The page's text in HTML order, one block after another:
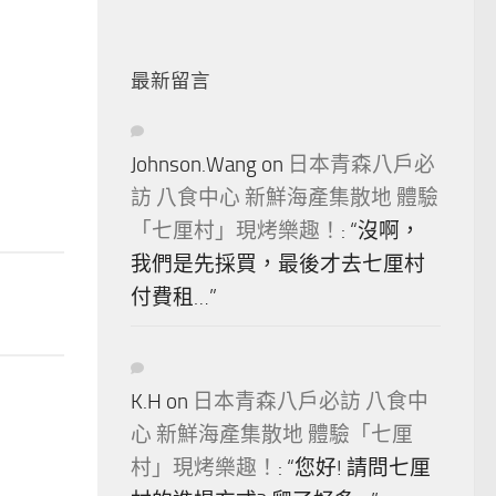
最新留言
Johnson.Wang on 日本青森八戶必
訪 八食中心 新鮮海產集散地 體驗
「七厘村」現烤樂趣！ : “沒啊，
我們是先採買，最後才去七厘村
付費租…”
K.H on 日本青森八戶必訪 八食中
心 新鮮海產集散地 體驗「七厘
村」現烤樂趣！ : “您好! 請問七厘